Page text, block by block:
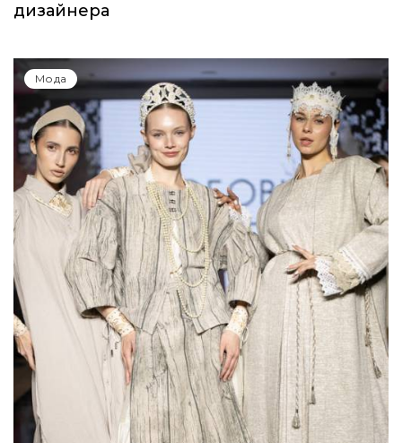
дизайнера
Мода